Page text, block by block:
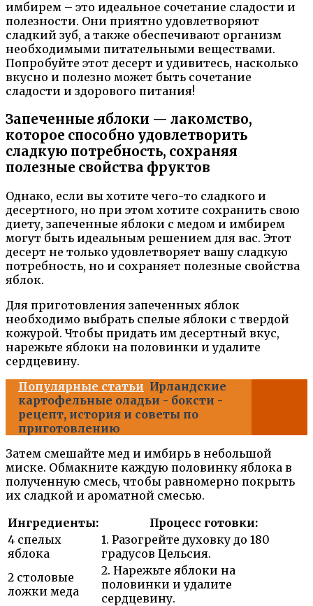
имбирем – это идеальное сочетание сладости и
полезности. Они приятно удовлетворяют
сладкий зуб, а также обеспечивают организм
необходимыми питательными веществами.
Попробуйте этот десерт и удивитесь, насколько
вкусно и полезно может быть сочетание
сладости и здорового питания!
Запеченные яблоки — лакомство,
которое способно удовлетворить
сладкую потребность, сохраняя
полезные свойства фруктов
Однако, если вы хотите чего-то сладкого и
десертного, но при этом хотите сохранить свою
диету, запеченные яблоки с медом и имбирем
могут быть идеальным решением для вас. Этот
десерт не только удовлетворяет вашу сладкую
потребность, но и сохраняет полезные свойства
яблок.
Для приготовления запеченных яблок
необходимо выбрать спелые яблоки с твердой
кожурой. Чтобы придать им десертный вкус,
нарежьте яблоки на половинки и удалите
сердцевину.
Популярные статьи Ирландские
картофельные оладьи - боксти -
рецепт, история и советы по
приготовлению
Затем смешайте мед и имбирь в небольшой
миске. Обмакните каждую половинку яблока в
полученную смесь, чтобы равномерно покрыть
их сладкой и ароматной смесью.
Ингредиенты:
Процесс готовки:
4 спелых
яблока
1. Разогрейте духовку до 180
градусов Цельсия.
2 столовые
ложки меда
2. Нарежьте яблоки на
половинки и удалите
сердцевину.